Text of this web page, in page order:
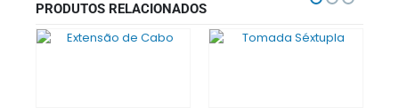
PRODUTOS RELACIONADOS